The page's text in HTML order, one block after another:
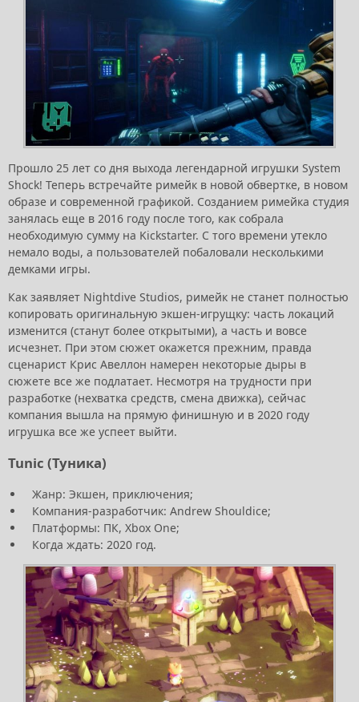
Прошло 25 лет со дня выхода легендарной игрушки System
Shock! Теперь встречайте римейк в новой обвертке, в новом
образе и современной графикой. Созданием римейка студия
занялась еще в 2016 году после того, как собрала
необходимую сумму на Kickstarter. С того времени утекло
немало воды, а пользователей побаловали несколькими
демками игры.
Как заявляет Nightdive Studios, римейк не станет полностью
копировать оригинальную экшен-игрущку: часть локаций
изменится (станут более открытыми), а часть и вовсе
исчезнет. При этом сюжет окажется прежним, правда
сценарист Крис Авеллон намерен некоторые дыры в
сюжете все же подлатает. Несмотря на трудности при
разработке (нехватка средств, смена движка), сейчас
компания вышла на прямую финишную и в 2020 году
игрушка все же успеет выйти.
Tunic (Туника)
Жанр: Экшен, приключения;
Компания-разработчик: Andrew Shouldice;
Платформы: ПК, Xbox One;
Когда ждать: 2020 год.